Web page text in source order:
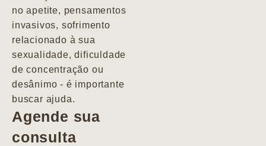
no apetite, pensamentos
invasivos, sofrimento
relacionado à sua
sexualidade, dificuldade
de concentração ou
desânimo - é importante
buscar ajuda.
Agende sua
consulta